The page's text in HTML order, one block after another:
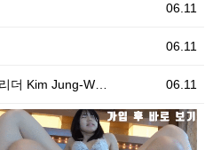
06.11
06.11
06.11
더 Kim Jung-W…
06.11